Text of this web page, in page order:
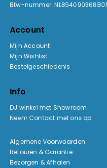
Btw-nummer: NL854090368B01
Account
Mijn Account
Mijn Wishlist
Bestelgeschiedenis
Info
DJ winkel met Showroom
Neem Contact met ons op
Algemene Voorwaarden
Retouren & Garantie
Bezorgen & Afhalen